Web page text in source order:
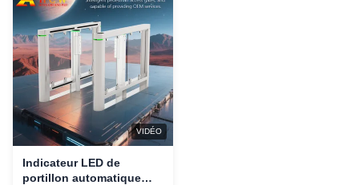
VIDÉO
Indicateur LED de
portillon automatique